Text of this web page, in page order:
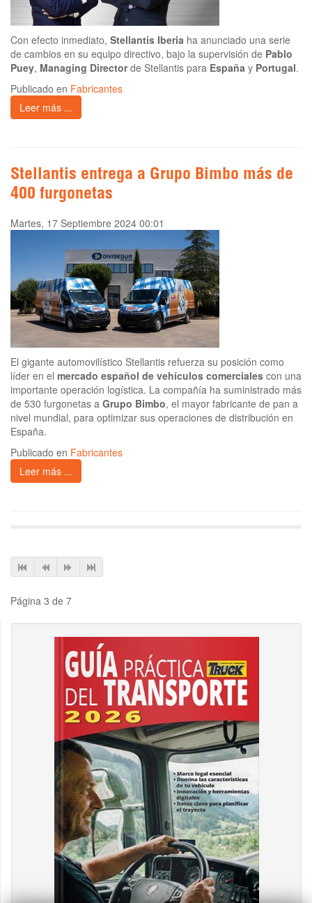
Con efecto inmediato, Stellantis Iberia ha anunciado una serie
de cambios en su equipo directivo, bajo la supervisión de Pablo
Puey, Managing Directorde Stellantis para España y Portugal.
Publicado en Fabricantes
Leer más ...
Stellantis entrega a Grupo Bimbo más de
400 furgonetas
Martes, 17 Septiembre 2024 00:01
El gigante automovilístico Stellantis refuerza su posición como
líder en el mercado español de vehículos comerciales con una
importante operación logística. La compañía ha suministrado más
de 530 furgonetas a Grupo Bimbo, el mayor fabricante de pan a
nivel mundial, para optimizar sus operaciones de distribución en
España.
Publicado en Fabricantes
Leer más ...
Página 3 de 7